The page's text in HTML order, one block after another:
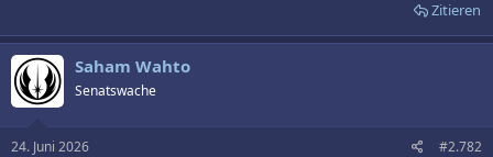
Zitieren
Saham Wahto
Senatswache
24. Juni 2026 #2.782